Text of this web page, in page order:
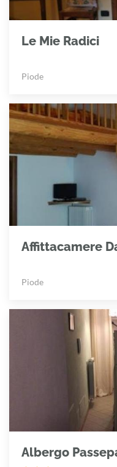
Le Mie Radici
Piode
Affittacamere
Piode
Albergo